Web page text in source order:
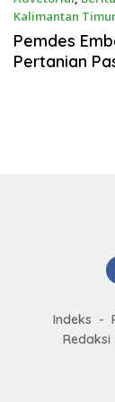
Kalimantan
Mei 6, 2025
Pemdes
Pertanian
Indeks
Redaksi